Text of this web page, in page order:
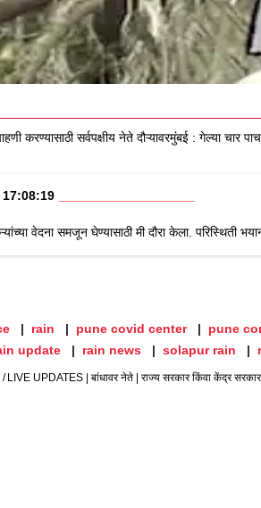
करण्यासाठी सर्वपक्षीय नेते दौऱ्यावरमुंबई : गेल्या
17:08:19
वेदना समजून घेण्यासाठी मी दौरा केला.
rain pune covid center pune
update rain news solapur rain
LIVE UPDATES | बांधावर नेते | राज्य सरकार किंवा केंद्र